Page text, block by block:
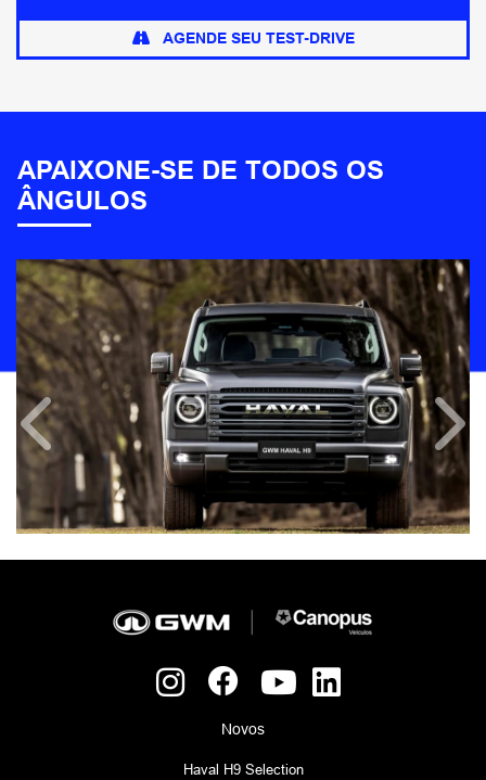
AGENDE SEU TEST-DRIVE
APAIXONE-SE DE TODOS OS
ÂNGULOS
Anterior
Novos
Haval H9 Selection